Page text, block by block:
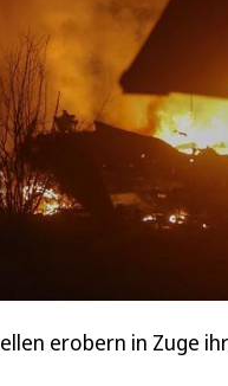
erobern in Zuge